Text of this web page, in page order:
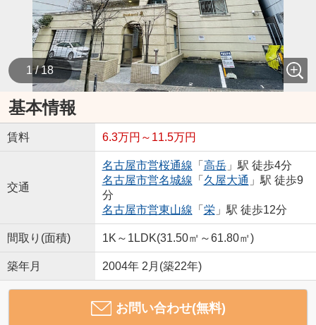
1 / 18
基本情報
賃料 6.3万円～11.5万円
交通
名古屋市営桜通線 「 高岳」駅 徒歩4分
名古屋市営名城線 「 久屋大通 」駅 徒歩9
分
名古屋市営東山線 「 栄」駅 徒歩12分
間取り(面積) 1K～1LDK(31.50㎡～61.80㎡)
築年月 2004年 2月(築22年)
お問い合わせ(無料)